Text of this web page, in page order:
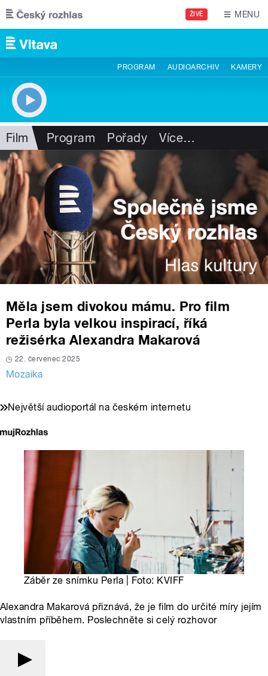
Přejít k hlavnímu obsahu
ŽIVĚ MENU
PROGRAM AUDIOARCHIV KAMERY
Film Program Pořady Více…
Měla jsem divokou mámu. Pro film
Perla byla velkou inspirací, říká
režisérka Alexandra Makarová
22. červenec 2025
Mozaika
Největší audioportál na českém internetu
Záběr ze snímku Perla | Foto: KVIFF
Alexandra Makarová přiznává, že je film do určité míry jejím
vlastním příběhem. Poslechněte si celý rozhovor